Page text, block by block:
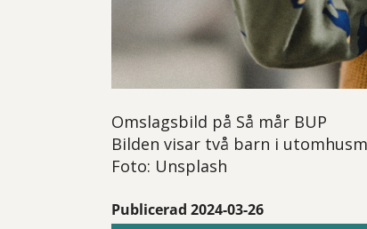
Omslagsbild på Så mår BUP
Bilden visar två barn i
Foto: Unsplash
Publicerad 2024-03-26